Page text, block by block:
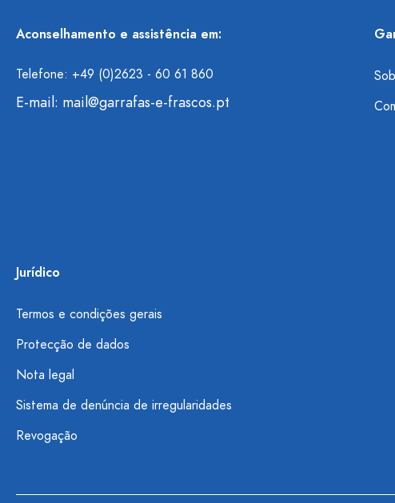
Aconselhamento e assistência em:
Telefone: +49 (0)2623 - 60 61 860
E-mail: mail@garrafas-e-frascos.pt
Jurídico
Termos e condições gerais
Protecção de dados
Nota legal
Sistema de denúncia de irregularidades
Revogação